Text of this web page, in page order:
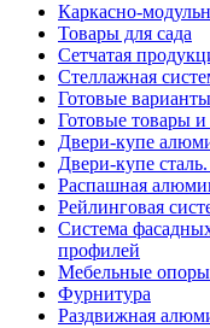
Каркасно-
Товары для сада
Сетчатая
Cтеллажная
Готовые
Готовые товары
Двери-купе
Двери-купе
Распашная
Рейлинговая
Система
профилей
Мебельные
Фурнитура
Раздвижная